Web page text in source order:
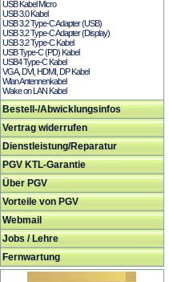
USB Kabel Micro
USB 3.0 Kabel
USB 3.2 Type-C Adapter (USB)
USB 3.2 Type-C Adapter (Display)
USB 3.2 Type-C Kabel
USB Type-C (PD) Kabel
USB4 Type-C Kabel
VGA, DVI, HDMI, DP Kabel
Wlan Antennenkabel
Wake on LAN Kabel
Bestell-/Abwicklungsinfos
Vertrag widerrufen
Dienstleistung/Reparatur
PGV KTL-Garantie
Über PGV
Vorteile von PGV
Webmail
Jobs / Lehre
Fernwartung